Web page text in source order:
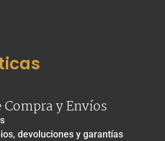
y Envíos
devoluciones y garantías